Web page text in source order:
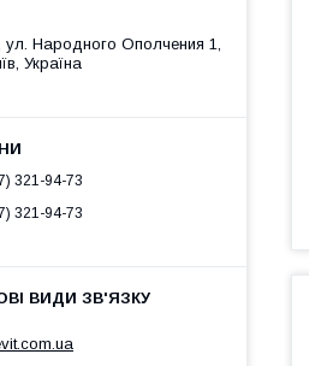
ул. Народного Ополчения 1,
Україна
321-94-73
321-94-73